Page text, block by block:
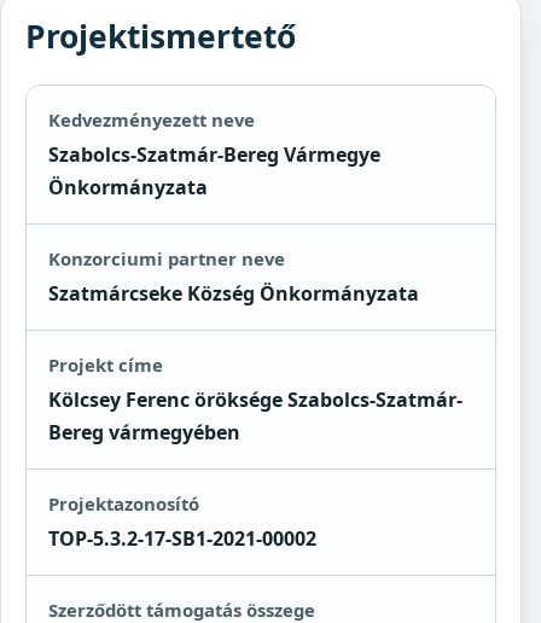
Projektismertető
Kedvezményezett neve
Szabolcs-Szatmár-Bereg Vármegye
Önkormányzata
Konzorciumi partner neve
Szatmárcseke Község Önkormányzata
Projekt címe
Kölcsey Ferenc öröksége Szabolcs-Szatmár-
Bereg vármegyében
Projektazonosító
TOP-5.3.2-17-SB1-2021-00002
Szerződött támogatás összege